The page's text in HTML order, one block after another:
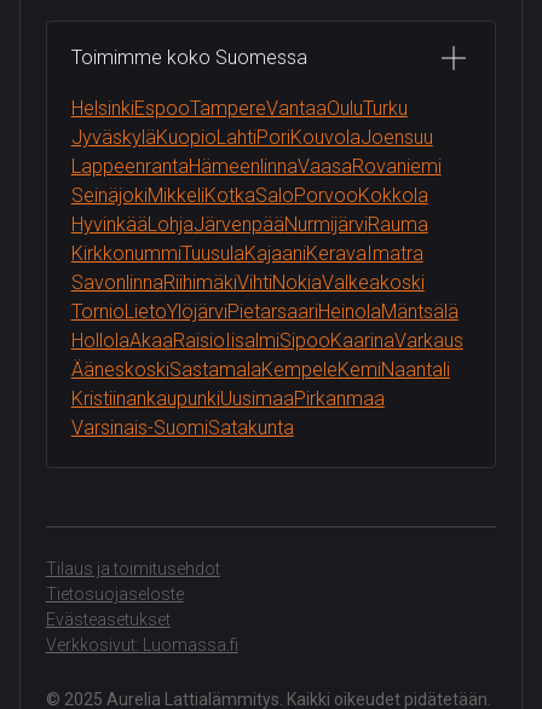
Toimimme koko Suomessa
HelsinkiEspooTampereVantaaOuluTurku
JyväskyläKuopioLahtiPoriKouvolaJoensuu
LappeenrantaHämeenlinnaVaasaRovaniemi
SeinäjokiMikkeliKotkaSaloPorvooKokkola
HyvinkääLohjaJärvenpääNurmijärviRauma
KirkkonummiTuusulaKajaaniKeravaImatra
SavonlinnaRiihimäkiVihtiNokiaValkeakoski
TornioLietoYlöjärviPietarsaariHeinolaMäntsälä
HollolaAkaaRaisio IisalmiSipooKaarinaVarkaus
ÄäneskoskiSastamalaKempeleKemiNaantali
KristiinankaupunkiUusimaaPirkanmaa
Varsinais-SuomiSatakunta
© 2025 Aurelia Lattialämmitys. Kaikki oikeudet pidätetään.
Tilaus ja toimitusehdot
Tietosuojaseloste
Evästeasetukset
Verkkosivut: Luomassa.fi